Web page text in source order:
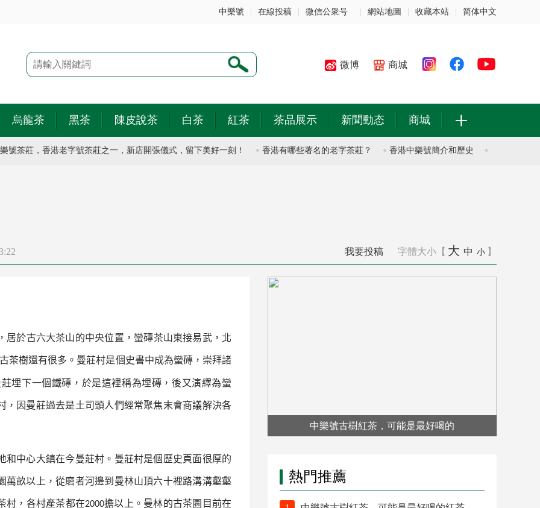
中樂號 在線投稿 微信公衆号 網站地圖 收藏本站 简体中文
微博 商城
烏龍茶 黑茶 陳皮說茶 白茶 紅茶 茶品展示 新聞動态 商城 +
茶莊，香港老字號茶莊之一，新店開張儀式，留下美好一刻！ 香港有哪些著名的老字茶莊？ 香港中樂號簡介和歷史 香港中樂號簡
我要投稿 字體大小【 大 中 小 】
居於古六大茶山的中央位置， 蠻磚茶山東接易武，北
茶樹還有很多。曼莊村是個史書中成為蠻磚，崇拜諸
埋下一個鐵磚，於是這裡稱為埋磚，後又演繹為蠻
因曼莊過去是土司頭人們經常聚焦末會商議解決各
和中心大鎮在今曼莊村。曼莊村是個歷史頁面很厚的
萬畝以上，從磨者河邊到曼林山頂六十裡路溝溝壑壑
村，各村產茶都在2000擔以上。曼林的古茶園目前在
中樂號古樹紅茶，可能是最好喝的
熱門推薦